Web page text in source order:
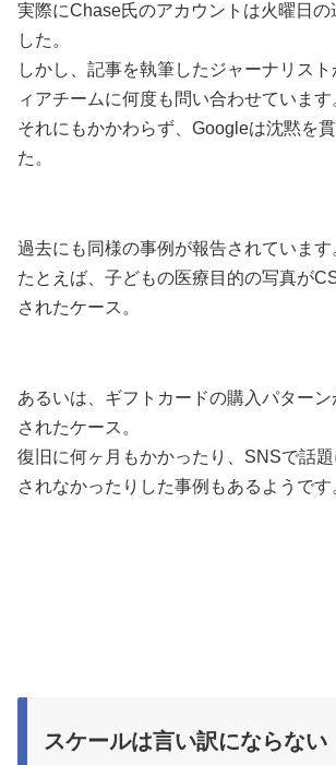
実際にChase氏のアカウントは火曜日の
した。
しかし、記事を執筆したジャーナリス
ィアチームに何度も問い合わせています
それにもかかわらず、Googleは沈黙を
た。
過去にも同様の事例が報告されています
たとえば、子どもの医療目的の写真が
されたケース。
あるいは、ギフトカードの購入パター
されたケース。
復旧に何ヶ月もかかったり、SNSで話
されなかったりした事例もあるようです
スケールは言い訳にならない